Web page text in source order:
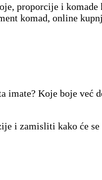
proporcije i
komad, online
imate? Koje boje već
i zamisliti kako će se